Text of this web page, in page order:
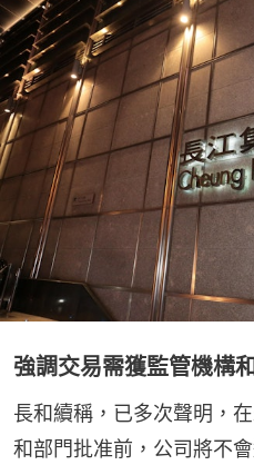
強調交易需獲監管機構
長和續稱，已多次聲明，
和部門批准前，公司將不